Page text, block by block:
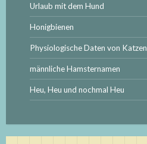
Urlaub mit dem Hund
Honigbienen
Physiologische Daten von Katzen
männliche Hamsternamen
Heu, Heu und nochmal Heu